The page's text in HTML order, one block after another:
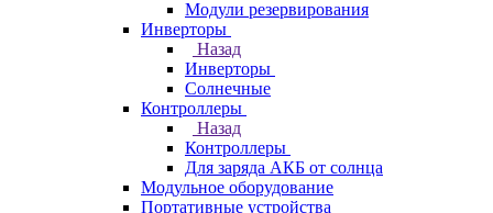
Модули резервирования
Инверторы
Назад
Инверторы
Солнечные
Контроллеры
Назад
Контроллеры
Для заряда АКБ от солнца
Модульное оборудование
Портативные устройства